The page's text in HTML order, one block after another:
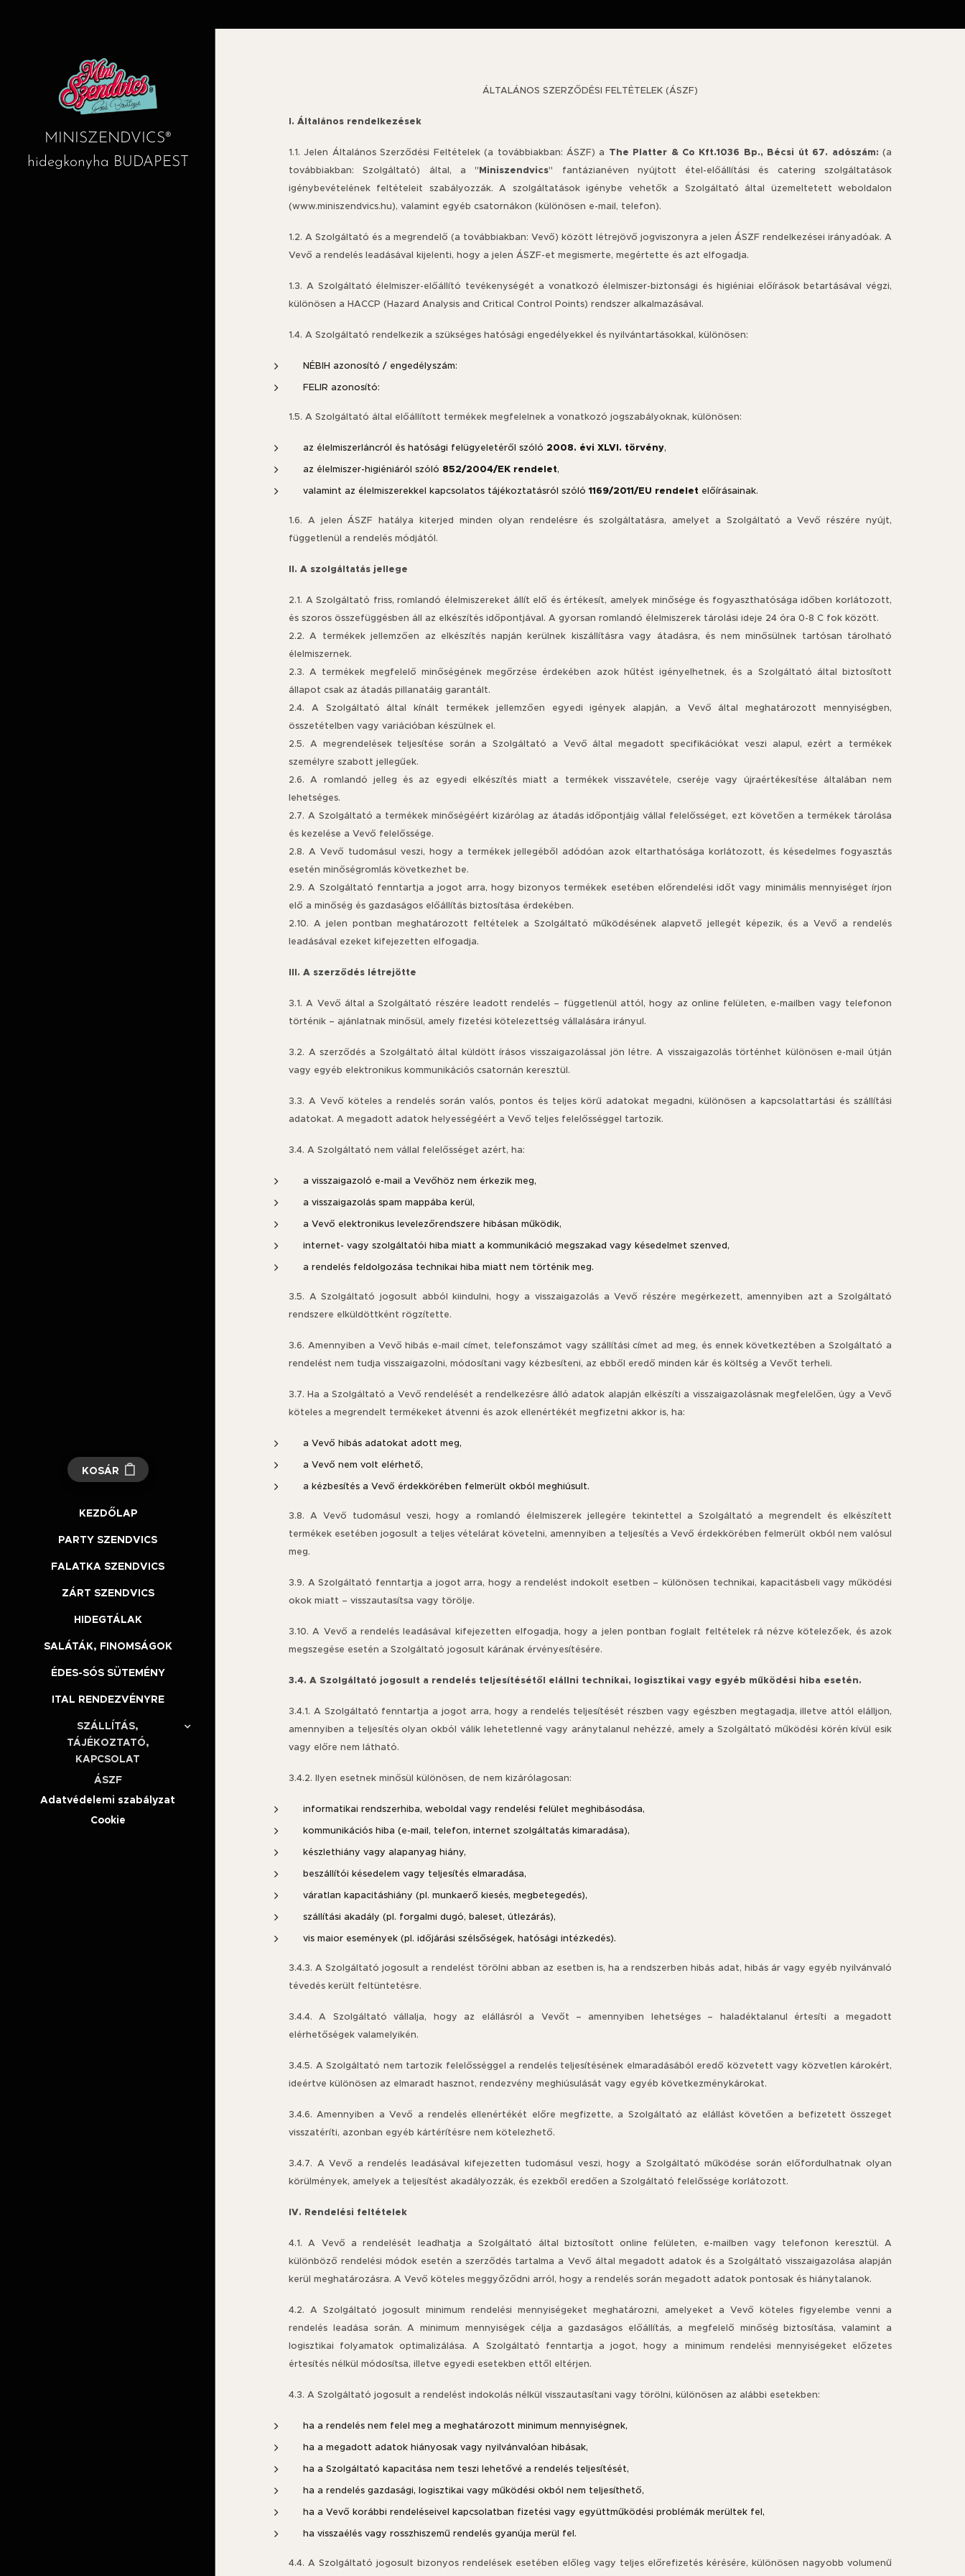
MINISZENDVICS®
hidegkonyha BUDAPEST
KOSÁR
KEZDŐLAP
PARTY SZENDVICS
FALATKA SZENDVICS
ZÁRT SZENDVICS
HIDEGTÁLAK
SALÁTÁK, FINOMSÁGOK
ÉDES-SÓS SÜTEMÉNY
ITAL RENDEZVÉNYRE
SZÁLLÍTÁS,
TÁJÉKOZTATÓ,
KAPCSOLAT
ÁSZF
Adatvédelemi szabályzat
Cookie
ÁLTALÁNOS SZERZŐDÉSI FELTÉTELEK (ÁSZF)
I. Általános rendelkezések
1.1. Jelen Általános Szerződési Feltételek (a továbbiakban: ÁSZF) a The Platter & Co Kft.1036 Bp., Bécsi út 67. adószám:(a
továbbiakban: Szolgáltató) által, a "Miniszendvics" fantázianéven nyújtott étel-előállítási és catering szolgáltatások
igénybevételének feltételeit szabályozzák. A szolgáltatások igénybe vehetők a Szolgáltató által üzemeltetett weboldalon
(www.miniszendvics.hu), valamint egyéb csatornákon (különösen e-mail, telefon).
1.2. A Szolgáltató és a megrendelő (a továbbiakban: Vevő) között létrejövő jogviszonyra a jelen ÁSZF rendelkezései irányadóak. A
Vevő a rendelés leadásával kijelenti, hogy a jelen ÁSZF-et megismerte, megértette és azt elfogadja.
1.3. A Szolgáltató élelmiszer-előállító tevékenységét a vonatkozó élelmiszer-biztonsági és higiéniai előírások betartásával végzi,
különösen a HACCP (Hazard Analysis and Critical Control Points) rendszer alkalmazásával.
1.4. A Szolgáltató rendelkezik a szükséges hatósági engedélyekkel és nyilvántartásokkal, különösen:
NÉBIH azonosító / engedélyszám:
FELIR azonosító:
1.5. A Szolgáltató által előállított termékek megfelelnek a vonatkozó jogszabályoknak, különösen:
az élelmiszerláncról és hatósági felügyeletéről szóló 2008. évi XLVI. törvény,
az élelmiszer-higiéniáról szóló 852/2004/EK rendelet,
valamint az élelmiszerekkel kapcsolatos tájékoztatásról szóló 1169/2011/EU rendelet előírásainak.
1.6. A jelen ÁSZF hatálya kiterjed minden olyan rendelésre és szolgáltatásra, amelyet a Szolgáltató a Vevő részére nyújt,
függetlenül a rendelés módjától.
II. A szolgáltatás jellege
2.1. A Szolgáltató friss, romlandó élelmiszereket állít elő és értékesít, amelyek minősége és fogyaszthatósága időben korlátozott,
és szoros összefüggésben áll az elkészítés időpontjával. A gyorsan romlandó élelmiszerek tárolási ideje 24 óra 0-8 C fok között.
2.2. A termékek jellemzően az elkészítés napján kerülnek kiszállításra vagy átadásra, és nem minősülnek tartósan tárolható
élelmiszernek.
2.3. A termékek megfelelő minőségének megőrzése érdekében azok hűtést igényelhetnek, és a Szolgáltató által biztosított
állapot csak az átadás pillanatáig garantált.
2.4. A Szolgáltató által kínált termékek jellemzően egyedi igények alapján, a Vevő által meghatározott mennyiségben,
összetételben vagy variációban készülnek el.
2.5. A megrendelések teljesítése során a Szolgáltató a Vevő által megadott specifikációkat veszi alapul, ezért a termékek
személyre szabott jellegűek.
2.6. A romlandó jelleg és az egyedi elkészítés miatt a termékek visszavétele, cseréje vagy újraértékesítése általában nem
lehetséges.
2.7. A Szolgáltató a termékek minőségéért kizárólag az átadás időpontjáig vállal felelősséget, ezt követően a termékek tárolása
és kezelése a Vevő felelőssége.
2.8. A Vevő tudomásul veszi, hogy a termékek jellegéből adódóan azok eltarthatósága korlátozott, és késedelmes fogyasztás
esetén minőségromlás következhet be.
2.9. A Szolgáltató fenntartja a jogot arra, hogy bizonyos termékek esetében előrendelési időt vagy minimális mennyiséget írjon
elő a minőség és gazdaságos előállítás biztosítása érdekében.
2.10. A jelen pontban meghatározott feltételek a Szolgáltató működésének alapvető jellegét képezik, és a Vevő a rendelés
leadásával ezeket kifejezetten elfogadja.
III. A szerződés létrejötte
3.1. A Vevő által a Szolgáltató részére leadott rendelés – függetlenül attól, hogy az online felületen, e-mailben vagy telefonon
történik – ajánlatnak minősül, amely fizetési kötelezettség vállalására irányul.
3.2. A szerződés a Szolgáltató által küldött írásos visszaigazolással jön létre. A visszaigazolás történhet különösen e-mail útján
vagy egyéb elektronikus kommunikációs csatornán keresztül.
3.3. A Vevő köteles a rendelés során valós, pontos és teljes körű adatokat megadni, különösen a kapcsolattartási és szállítási
adatokat. A megadott adatok helyességéért a Vevő teljes felelősséggel tartozik.
3.4. A Szolgáltató nem vállal felelősséget azért, ha:
a visszaigazoló e-mail a Vevőhöz nem érkezik meg,
a visszaigazolás spam mappába kerül,
a Vevő elektronikus levelezőrendszere hibásan működik,
internet- vagy szolgáltatói hiba miatt a kommunikáció megszakad vagy késedelmet szenved,
a rendelés feldolgozása technikai hiba miatt nem történik meg.
3.5. A Szolgáltató jogosult abból kiindulni, hogy a visszaigazolás a Vevő részére megérkezett, amennyiben azt a Szolgáltató
rendszere elküldöttként rögzítette.
3.6. Amennyiben a Vevő hibás e-mail címet, telefonszámot vagy szállítási címet ad meg, és ennek következtében a Szolgáltató a
rendelést nem tudja visszaigazolni, módosítani vagy kézbesíteni, az ebből eredő minden kár és költség a Vevőt terheli.
3.7. Ha a Szolgáltató a Vevő rendelését a rendelkezésre álló adatok alapján elkészíti a visszaigazolásnak megfelelően, úgy a Vevő
köteles a megrendelt termékeket átvenni és azok ellenértékét megfizetni akkor is, ha:
a Vevő hibás adatokat adott meg,
a Vevő nem volt elérhető,
a kézbesítés a Vevő érdekkörében felmerült okból meghiúsult.
3.8. A Vevő tudomásul veszi, hogy a romlandó élelmiszerek jellegére tekintettel a Szolgáltató a megrendelt és elkészített
termékek esetében jogosult a teljes vételárat követelni, amennyiben a teljesítés a Vevő érdekkörében felmerült okból nem valósul
meg.
3.9. A Szolgáltató fenntartja a jogot arra, hogy a rendelést indokolt esetben – különösen technikai, kapacitásbeli vagy működési
okok miatt – visszautasítsa vagy törölje.
3.10. A Vevő a rendelés leadásával kifejezetten elfogadja, hogy a jelen pontban foglalt feltételek rá nézve kötelezőek, és azok
megszegése esetén a Szolgáltató jogosult kárának érvényesítésére.
3.4. A Szolgáltató jogosult a rendelés teljesítésétől elállni technikai, logisztikai vagy egyéb működési hiba esetén.
3.4.1. A Szolgáltató fenntartja a jogot arra, hogy a rendelés teljesítését részben vagy egészben megtagadja, illetve attól elálljon,
amennyiben a teljesítés olyan okból válik lehetetlenné vagy aránytalanul nehézzé, amely a Szolgáltató működési körén kívül esik
vagy előre nem látható.
3.4.2. Ilyen esetnek minősül különösen, de nem kizárólagosan:
informatikai rendszerhiba, weboldal vagy rendelési felület meghibásodása,
kommunikációs hiba (e-mail, telefon, internet szolgáltatás kimaradása),
készlethiány vagy alapanyag hiány,
beszállítói késedelem vagy teljesítés elmaradása,
váratlan kapacitáshiány (pl. munkaerő kiesés, megbetegedés),
szállítási akadály (pl. forgalmi dugó, baleset, útlezárás),
vis maior események (pl. időjárási szélsőségek, hatósági intézkedés).
3.4.3. A Szolgáltató jogosult a rendelést törölni abban az esetben is, ha a rendszerben hibás adat, hibás ár vagy egyéb nyilvánvaló
tévedés került feltüntetésre.
3.4.4. A Szolgáltató vállalja, hogy az elállásról a Vevőt – amennyiben lehetséges – haladéktalanul értesíti a megadott
elérhetőségek valamelyikén.
3.4.5. A Szolgáltató nem tartozik felelősséggel a rendelés teljesítésének elmaradásából eredő közvetett vagy közvetlen károkért,
ideértve különösen az elmaradt hasznot, rendezvény meghiúsulását vagy egyéb következménykárokat.
3.4.6. Amennyiben a Vevő a rendelés ellenértékét előre megfizette, a Szolgáltató az elállást követően a befizetett összeget
visszatéríti, azonban egyéb kártérítésre nem kötelezhető.
3.4.7. A Vevő a rendelés leadásával kifejezetten tudomásul veszi, hogy a Szolgáltató működése során előfordulhatnak olyan
körülmények, amelyek a teljesítést akadályozzák, és ezekből eredően a Szolgáltató felelőssége korlátozott.
IV. Rendelési feltételek
4.1. A Vevő a rendelését leadhatja a Szolgáltató által biztosított online felületen, e-mailben vagy telefonon keresztül. A
különböző rendelési módok esetén a szerződés tartalma a Vevő által megadott adatok és a Szolgáltató visszaigazolása alapján
kerül meghatározásra. A Vevő köteles meggyőződni arról, hogy a rendelés során megadott adatok pontosak és hiánytalanok.
4.2. A Szolgáltató jogosult minimum rendelési mennyiségeket meghatározni, amelyeket a Vevő köteles figyelembe venni a
rendelés leadása során. A minimum mennyiségek célja a gazdaságos előállítás, a megfelelő minőség biztosítása, valamint a
logisztikai folyamatok optimalizálása. A Szolgáltató fenntartja a jogot, hogy a minimum rendelési mennyiségeket előzetes
értesítés nélkül módosítsa, illetve egyedi esetekben ettől eltérjen.
4.3. A Szolgáltató jogosult a rendelést indokolás nélkül visszautasítani vagy törölni, különösen az alábbi esetekben:
ha a rendelés nem felel meg a meghatározott minimum mennyiségnek,
ha a megadott adatok hiányosak vagy nyilvánvalóan hibásak,
ha a Szolgáltató kapacitása nem teszi lehetővé a rendelés teljesítését,
ha a rendelés gazdasági, logisztikai vagy működési okból nem teljesíthető,
ha a Vevő korábbi rendeléseivel kapcsolatban fizetési vagy együttműködési problémák merültek fel,
ha visszaélés vagy rosszhiszemű rendelés gyanúja merül fel.
4.4. A Szolgáltató jogosult bizonyos rendelések esetében előleg vagy teljes előrefizetés kérésére, különösen nagyobb volumenű